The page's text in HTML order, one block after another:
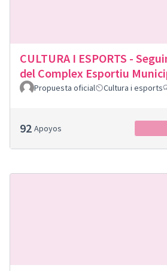
CULTURA I ESPORTS -
del Complex Esportiu
Propuesta oficial Cultura i esports
92 Apoyos